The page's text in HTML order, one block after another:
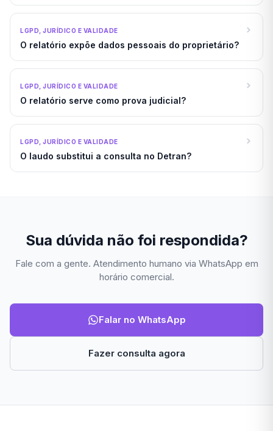
LGPD, JURÍDICO E VALIDADE
O relatório expõe dados pessoais do proprietário?
LGPD, JURÍDICO E VALIDADE
O relatório serve como prova judicial?
LGPD, JURÍDICO E VALIDADE
O laudo substitui a consulta no Detran?
Sua dúvida não foi respondida?
Fale com a gente. Atendimento humano via WhatsApp em
horário comercial.
Falar no WhatsApp
Fazer consulta agora